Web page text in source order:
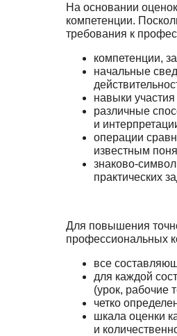
На основании
компетенции.
требования к
компетенции,
начальные
навыки
различные
и
операции
известным
знаково-
практических
Для повышения
профессиональных
все
для каждой
(урок, рабочие
четко
шкала оценки
и